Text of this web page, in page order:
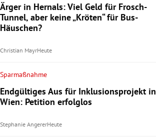
Ärger in Hernals: Viel Geld für Frosch-
Tunnel, aber keine „Kröten“ für Bus-
Häuschen?
Christian MayrHeute
Sparmaßnahme
Endgültiges Aus für Inklusionsprojekt in
Wien: Petition erfolglos
Stephanie AngererHeute